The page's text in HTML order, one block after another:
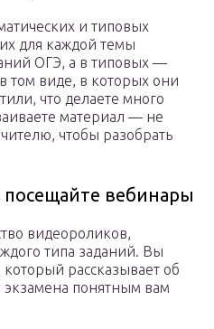
и типовых
для каждой темы
ОГЭ, а в типовых —
том виде, в которых они
что делаете много
материал — не
чтобы разобрать
вебинары
видеороликов,
типа заданий. Вы
рассказывает об
экзамена понятным вам